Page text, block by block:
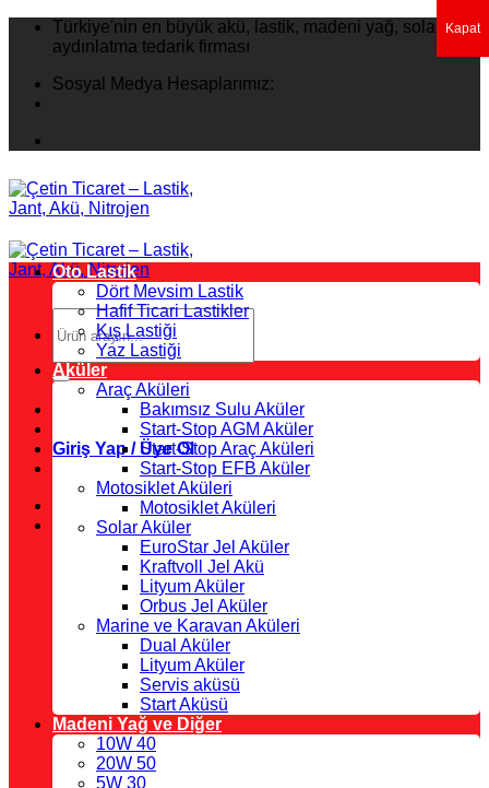
İçeriğeTürkiye'nin en büyük akü, lastik, madeni yağ, solar
aydınlatma tedarik firması
Sosyal Medya Hesaplarımız:
Ara:
Giriş Yap / Üye Ol
Oto Lastik
Dört Mevsim Lastik
Hafif Ticari Lastikler
Kış Lastiği
Yaz Lastiği
Aküler
Araç Aküleri
Bakımsız Sulu Aküler
Start-Stop AGM Aküler
Start-Stop Araç Aküleri
Start-Stop EFB Aküler
Motosiklet Aküleri
Motosiklet Aküleri
Solar Aküler
EuroStar Jel Aküler
Kraftvoll Jel Akü
Lityum Aküler
Orbus Jel Aküler
Marine ve Karavan Aküleri
Dual Aküler
Lityum Aküler
Servis aküsü
Start Aküsü
Madeni Yağ ve Diğer
10W 40
20W 50
5W 30
Kapat